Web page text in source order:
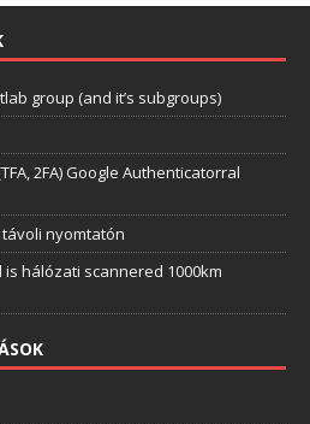
group (and it’s subgroups)
2FA) Google Authenticatorral
nyomtatón
hálózati scannered 1000km